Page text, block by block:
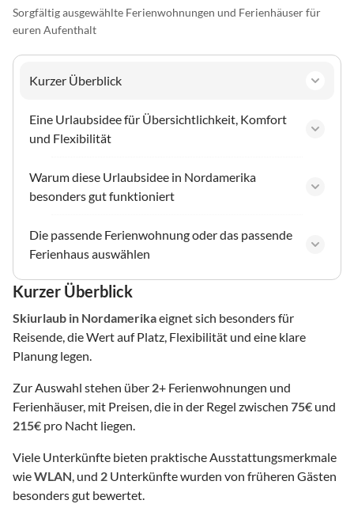
Sorgfältig ausgewählte Ferienwohnungen und Ferienhäuser für
euren Aufenthalt
Kurzer Überblick
Eine Urlaubsidee für Übersichtlichkeit, Komfort
und Flexibilität
Warum diese Urlaubsidee in Nordamerika
besonders gut funktioniert
Die passende Ferienwohnung oder das passende
Ferienhaus auswählen
Kurzer Überblick
Skiurlaub in Nordamerikaeignet sich besonders für
Reisende, die Wert auf Platz, Flexibilität und eine klare
Planung legen.
Zur Auswahl stehen über 2+ Ferienwohnungen und
Ferienhäuser, mit Preisen, die in der Regel zwischen 75€ und
215€ pro Nacht liegen.
Viele Unterkünfte bieten praktische Ausstattungsmerkmale
wieWLAN , und 2 Unterkünfte wurden von früheren Gästen
besonders gut bewertet.